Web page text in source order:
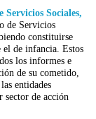
Servicios Sociales,
de Servicios
constituirse
el de infancia. Estos
los informes e
de su cometido,
entidades
sector de acción